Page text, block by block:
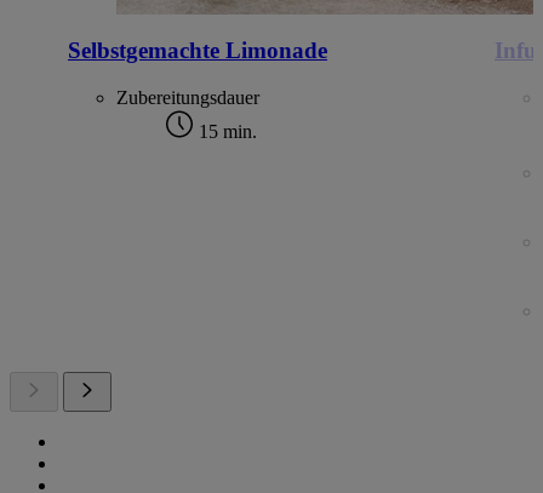
Selbstgemachte Limonade
Zubereitungsdauer
15 min.